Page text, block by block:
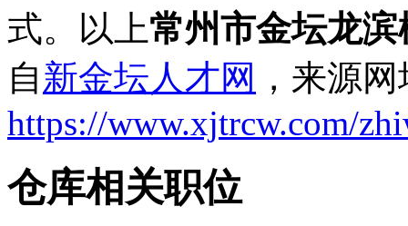
式。以上常州市金坛龙
自新金坛人才网 ，来源
https://www.xjtrcw.com/
仓库相关职位